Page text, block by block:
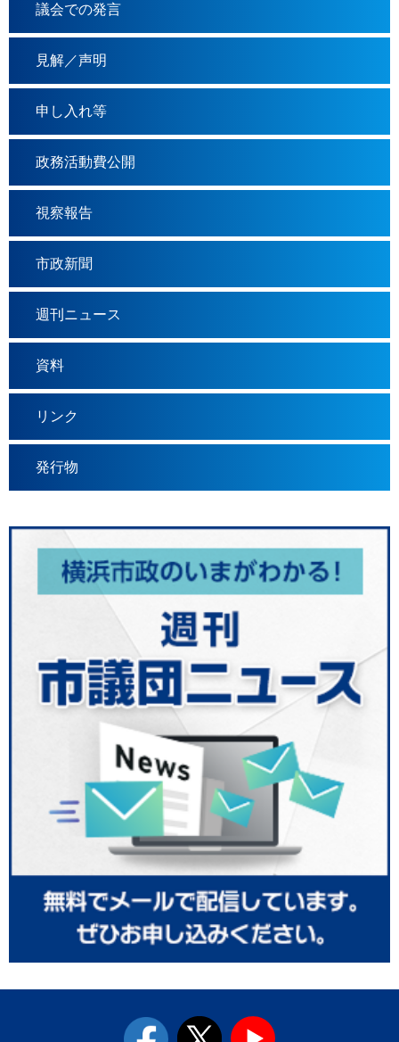
議会での発言
見解／声明
申し入れ等
政務活動費公開
視察報告
市政新聞
週刊ニュース
資料
リンク
発行物
facebook twitter